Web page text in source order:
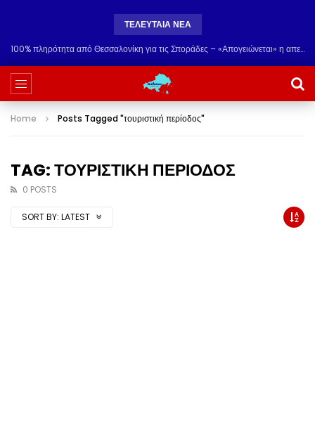
ΤΕΛΕΥΤΑΙΑ ΝΕΑ
100% πληρότητα από Θεσσαλονίκη για τις Σποράδες – «Απογειώνεται» η απευθείας ακτοπλοϊκή σύνδεση!
Home Posts Tagged "τουριστική περίοδος"
TAG: ΤΟΥΡΙΣΤΙΚΗ ΠΕΡΙΟΔΟΣ
0 POSTS
SORT BY: LATEST